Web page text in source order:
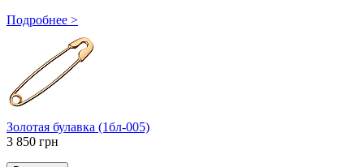
Подробнее >
Золотая булавка (1бл-005)
3 850 грн